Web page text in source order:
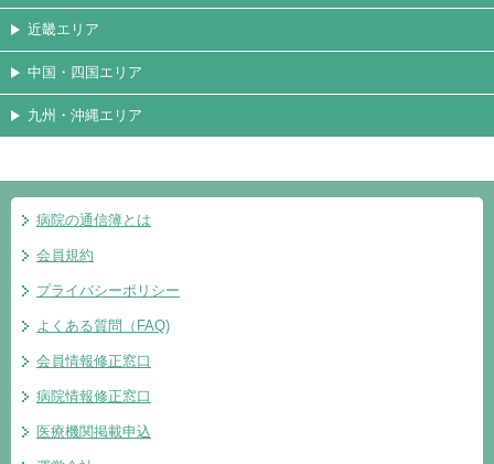
近畿エリア
中国・四国エリア
九州・沖縄エリア
病院の通信簿とは
会員規約
プライバシーポリシー
よくある質問（FAQ)
会員情報修正窓口
病院情報修正窓口
医療機関掲載申込